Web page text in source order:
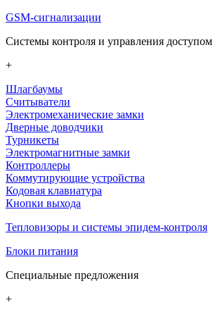
GSM-сигнализации
Системы контроля и управления доступом
+
Шлагбаумы
Считыватели
Электромеханические замки
Дверные доводчики
Турникеты
Электромагнитные замки
Контроллеры
Коммутирующие устройства
Кодовая клавиатура
Кнопки выхода
Тепловизоры и системы эпидем-контроля
Блоки питания
Специальные предложения
+